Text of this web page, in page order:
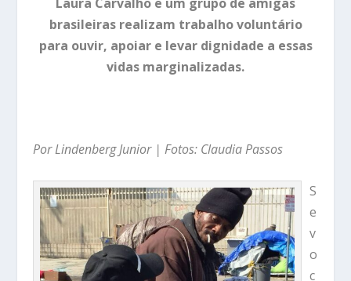
brasileiras realizam trabalho voluntário
para ouvir, apoiar e levar dignidade a essas
vidas marginalizadas.
Por Lindenberg Junior | Fotos: Claudia Passos
S
e
v
o
c